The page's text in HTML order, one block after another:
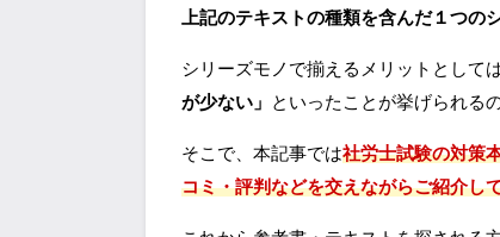
上記のテキストの種類を含んだ１つの
シリーズモノで揃えるメリットとしては
が少ない」 といったことが挙げられる
そこで、本記事では社労士試験の対策
コミ・評判などを交えながらご紹介し